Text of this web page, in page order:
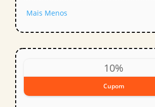
Mais Menos
10%
Cupom